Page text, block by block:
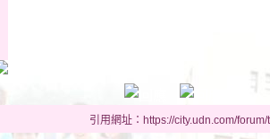
引用網址：https://city.udn.com/